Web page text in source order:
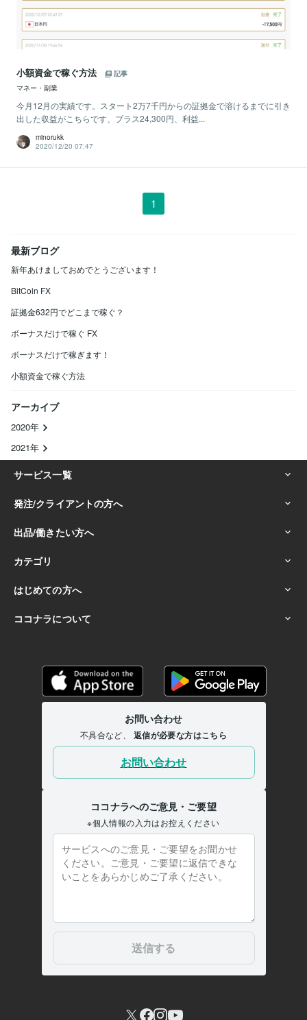
小額資金で稼ぐ方法
記事
マネー・副業
今月12月の実績です。スタート2万7千円からの証拠金で溶けるまでに引き
出した収益がこちらです、プラス24,300円、利益...
minorukk
2020/12/20 07:47
1
最新ブログ
新年あけましておめでとうございます！
BitCoin FX
証拠金632円でどこまで稼ぐ？
ボーナスだけで稼ぐ FX
ボーナスだけで稼ぎます！
小額資金で稼ぐ方法
アーカイブ
2020年
2021年